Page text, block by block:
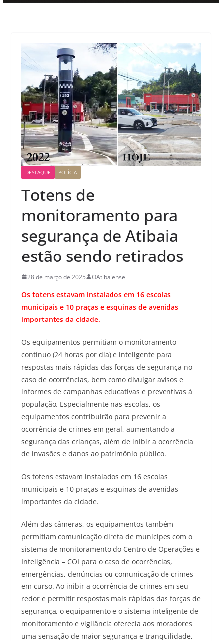
DESTAQUE POLÍCIA
Totens de
monitoramento para
segurança de Atibaia
estão sendo retirados
28 de março de 2025 OAtibaiense
Os totens estavam instalados em 16 escolas
municipais e 10 praças e esquinas de avenidas
importantes da cidade.
Os equipamentos permitiam o monitoramento
contínuo (24 horas por dia) e inteligente para
respostas mais rápidas das forças de segurança no
caso de ocorrências, bem como divulgar avisos e
informes de campanhas educativas e preventivas à
população. Especialmente nas escolas, os
equipamentos contribuirão para prevenir a
ocorrência de crimes em geral, aumentando a
segurança das crianças, além de inibir a ocorrência
de invasões e danos ao patrimônio público.
Os totens estavam instalados em 16 escolas
municipais e 10 praças e esquinas de avenidas
importantes da cidade.
Além das câmeras, os equipamentos também
permitiam comunicação direta de munícipes com o
sistema de monitoramento do Centro de Operações e
Inteligência – COI para o caso de ocorrências,
emergências, denúncias ou comunicação de crimes
em curso. Ao inibir a ocorrência de crimes em seu
redor e permitir respostas mais rápidas das forças de
segurança, o equipamento e o sistema inteligente de
monitoramento e vigilância oferecia aos moradores
uma sensação de maior segurança e tranquilidade,